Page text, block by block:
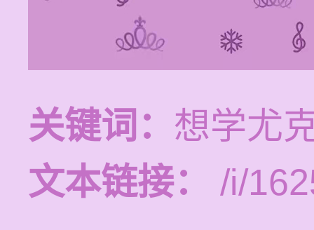
关键词： 想学尤
文本链接：
/i/